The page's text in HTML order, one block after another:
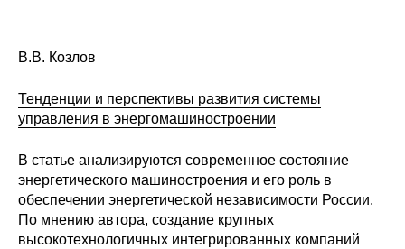
Inforum
Ученый совет
О совете
Регулярные прогнозы
В.В. Козлов
Тенденции и перспективы развития системы
управления в энергомашиностроении
В статье анализируются современное состояние
энергетического машиностроения и его роль в
обеспечении энергетической независимости России.
По мнению автора, создание крупных
высокотехнологичных интегрированных компаний